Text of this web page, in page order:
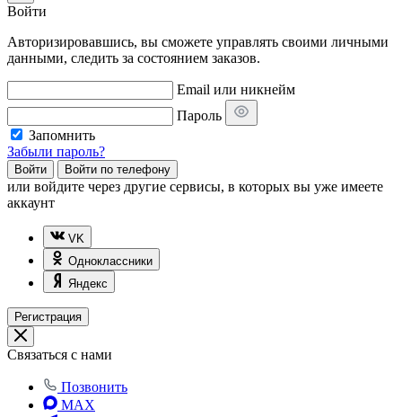
Войти
Авторизировавшись, вы сможете управлять своими личными
данными, следить за состоянием заказов.
Email или никнейм
Пароль
Запомнить
Забыли пароль?
Войти Войти по телефону
или войдите через другие сервисы, в которых вы уже имеете
аккаунт
VK
Одноклассники
Яндекс
Регистрация
Связаться с нами
Позвонить
MAX